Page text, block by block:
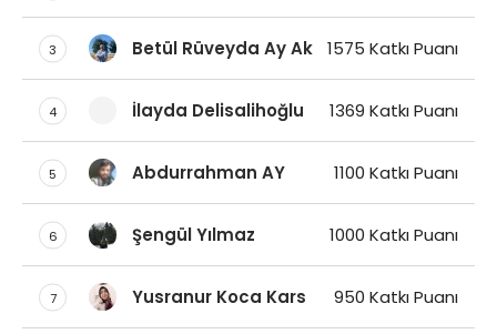
3 Betül Rüveyda Ay Ak 1575 Katkı Puanı
4 İlayda Delisalihoğlu 1369 Katkı Puanı
5 Abdurrahman AY 1100 Katkı Puanı
6 Şengül Yılmaz 1000 Katkı Puanı
7 Yusranur Koca Kars 950 Katkı Puanı